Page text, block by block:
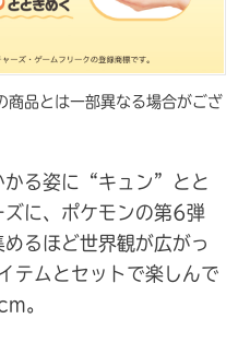
品とは一部異なる場合がござ
る姿に“キュン”とと
に、ポケモンの第6弾
るほど世界観が広がっ
テムとセットで楽しんで
。